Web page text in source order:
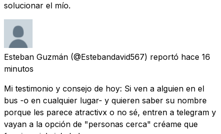
solucionar el mío.
Esteban Guzmán (@Estebandavid567) reportó hace 16
minutos
Mi testimonio y consejo de hoy: Si ven a alguien en el
bus -o en cualquier lugar- y quieren saber su nombre
porque les parece atractivx o no sé, entren a telegram y
vayan a la opción de "personas cerca" créame que